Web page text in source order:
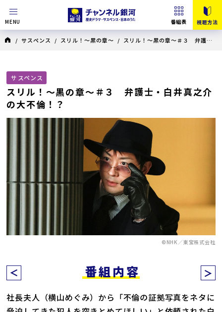
MENU 番組表 視聴方法
/ サスペンス / スリル！～黒の章～ / スリル！～黒の章～＃３ 弁護
サスペンス
スリル！～黒の章～＃３ 弁護士・白井真之介
の大不倫！？
©NHK／東宝株式会社
番組内容
社長夫人（横山めぐみ）から「不倫の証拠写真をネタに